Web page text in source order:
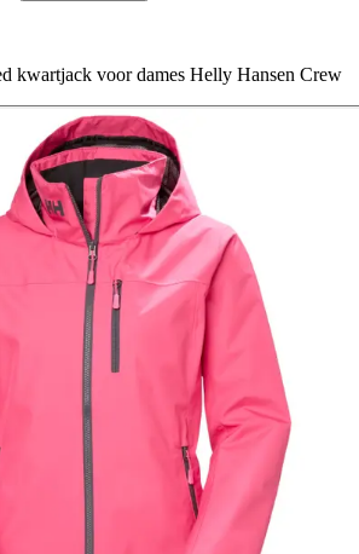
kwartjack voor dames Helly Hansen Crew